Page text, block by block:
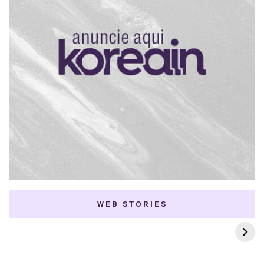
WEB STORIES
7 K-dramas Enemies
to Lovers
Thai Dramas com
First e Khaotung